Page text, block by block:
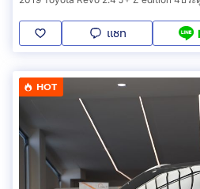
แชท
HOT